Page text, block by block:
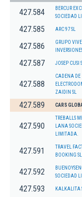
427.584
BERCUR
SOCIEDAD
427.585 ARC 97 SL
427.586
GRUPO
INVERSIONES
427.587 JOSEP CUSI SL
427.588
CADENA DE
ZAIDIN SL
427.589 CARS
427.590
TREBALLS
LANA
LIMITADA.
427.591
TRAVEL
BOOKING SLL
427.592
SOCIEDAD
427.593 KALKALITA